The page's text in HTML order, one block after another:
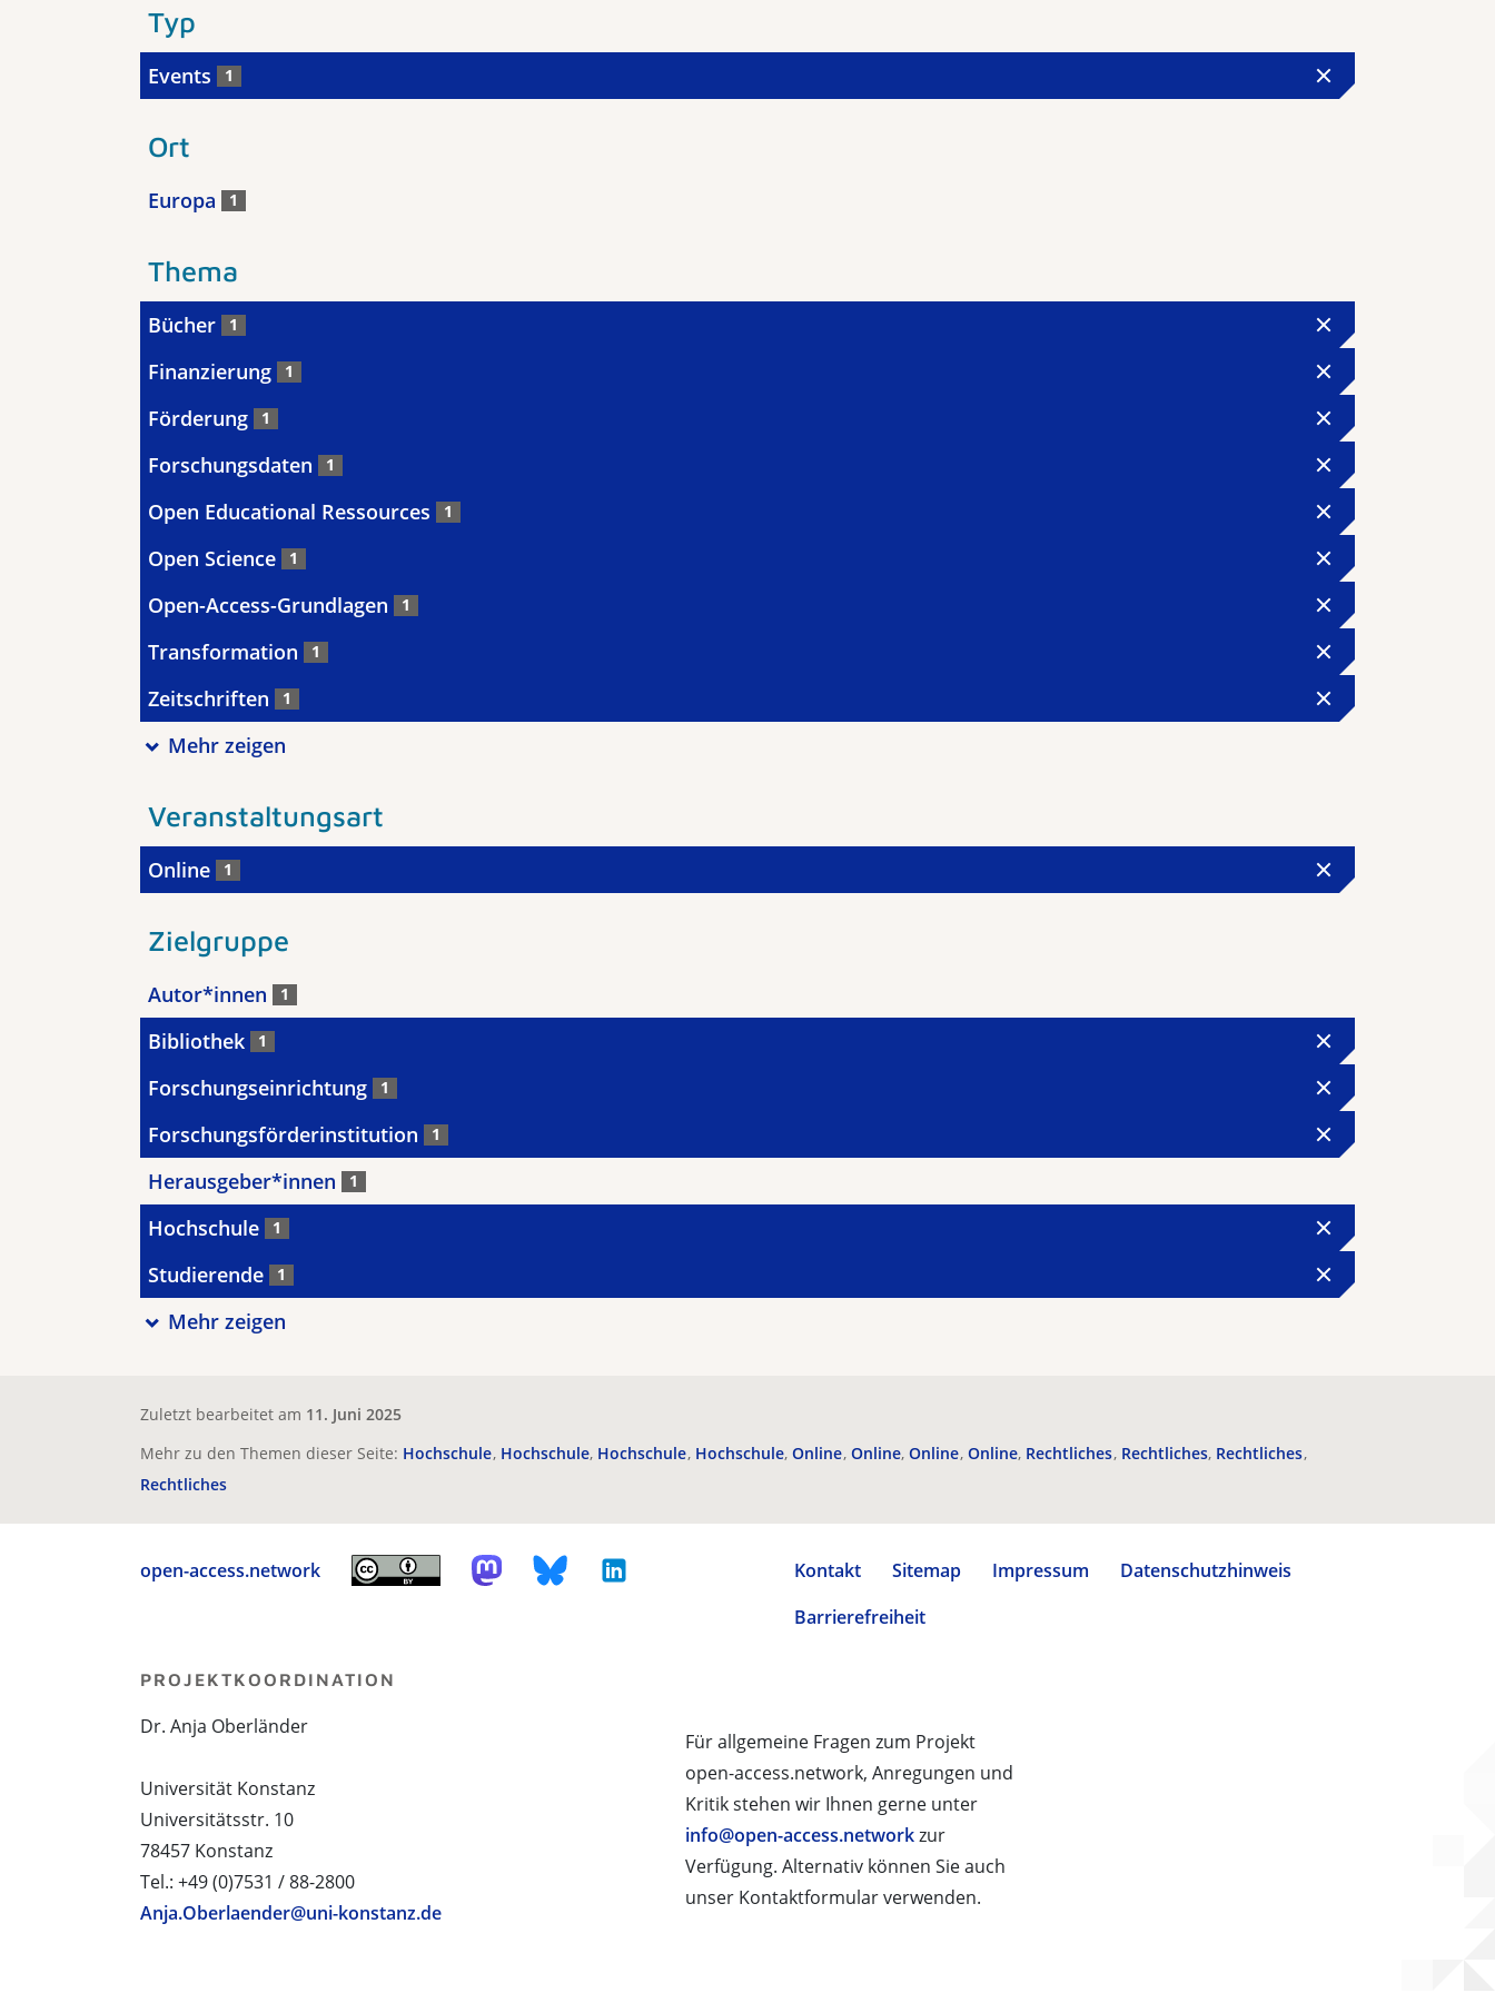
Typ
Events 1
Ort
Europa 1
Thema
Bücher 1
Finanzierung 1
Förderung 1
Forschungsdaten 1
Open Educational Ressources 1
Open Science 1
Open-Access-Grundlagen 1
Transformation 1
Zeitschriften 1
Mehr zeigen
Veranstaltungsart
Online 1
Zielgruppe
Autor*innen 1
Bibliothek 1
Forschungseinrichtung 1
Forschungsförderinstitution 1
Herausgeber*innen 1
Hochschule 1
Studierende 1
Mehr zeigen
Zuletzt bearbeitet am 11. Juni 2025
Mehr zu den Themen dieser Seite: Hochschule Hochschule Hochschule Hochschule Online Online Online Online Rechtliches Rechtliches Rechtliches
Rechtliches
open-access.network Kontakt Sitemap Impressum
Datenschutzhinweis
Barrierefreiheit
Für allgemeine Fragen zum Projekt
open-access.network, Anregungen und
Kritik stehen wir Ihnen gerne unter
info@open-access.networkzur
Verfügung. Alternativ können Sie auch
unser Kontaktformular verwenden.
PROJEKTKOORDINATION
Dr. Anja Oberländer
Universität Konstanz
Universitätsstr. 10
78457 Konstanz
Tel.: +49 (0)7531 / 88-2800
Anja.Oberlaender@uni-konstanz.de